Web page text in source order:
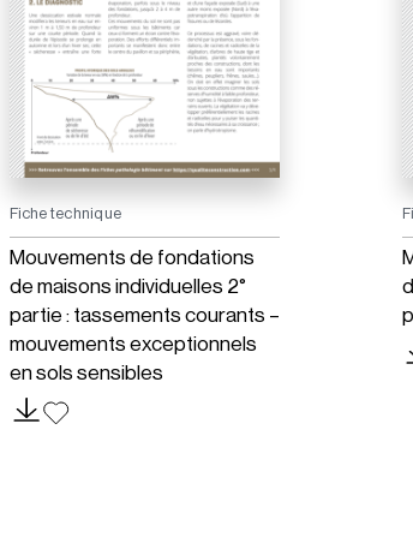
Fiche technique
Mouvements de fondations
de maisons individuelles 2°
partie : tassements courants –
mouvements exceptionnels
en sols sensibles